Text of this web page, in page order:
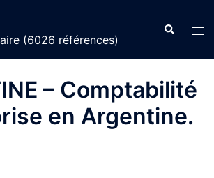
(6026 références)
– Comptabilité
en Argentine.